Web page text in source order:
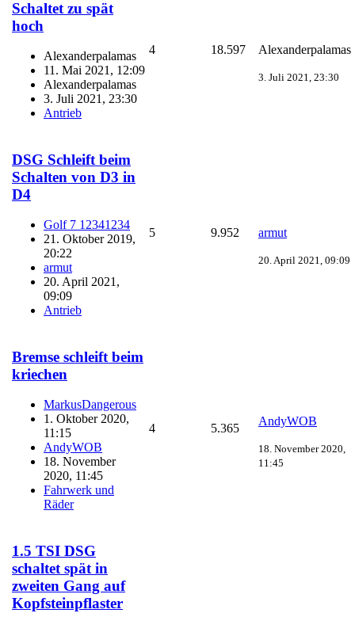
Schaltet zu spät
hoch
Alexanderpalamas
11. Mai 2021, 12:09
Alexanderpalamas
3. Juli 2021, 23:30
Antrieb
4 18.597 Alexanderpalamas
3. Juli 2021, 23:30
DSG Schleift beim
Schalten von D3 in
D4
Golf 7 12341234
21. Oktober 2019,
20:22
armut
20. April 2021,
09:09
Antrieb
5 9.952 armut
20. April 2021, 09:09
Bremse schleift beim
kriechen
MarkusDangerous
1. Oktober 2020,
11:15
AndyWOB
18. November
2020, 11:45
Fahrwerk und
Räder
4 5.365
AndyWOB
18. November 2020,
11:45
1.5 TSI DSG
schaltet spät in
zweiten Gang auf
Kopfsteinpflaster